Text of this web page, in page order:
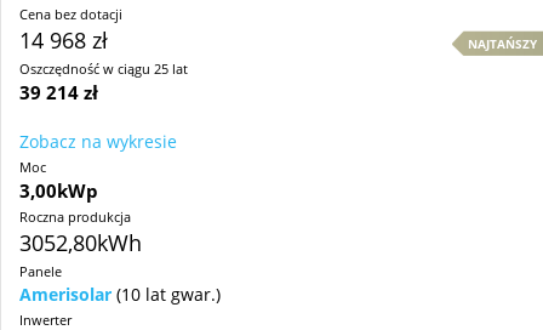
Cena bez dotacji
14 968 zł NAJTAŃSZY
Oszczędność w ciągu 25 lat
39 214 zł
Zobacz na wykresie
Moc
3,00kWp
Roczna produkcja
3052,80kWh
Panele
Amerisolar (10 lat gwar.)
Inwerter